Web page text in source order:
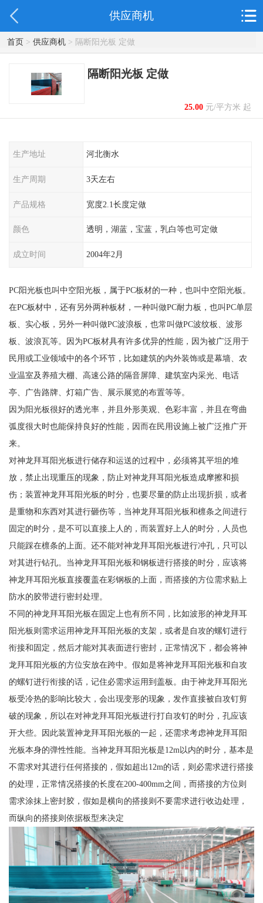
供应商机
首页> 供应商机> 隔断阳光板 定做
隔断阳光板 定做
25.00元/平方米 起
生产地址 河北衡水
生产周期 3天左右
产品规格 宽度2.1长度定做
颜色 透明，湖蓝，宝蓝，乳白等也可定做
成立时间 2004年2月
PC阳光板也叫中空阳光板，属于PC板材的一种，也叫中空阳光板。
在PC板材中，还有另外两种板材，一种叫做PC耐力板，也叫PC单层
板、实心板，另外一种叫做PC波浪板，也常叫做PC波纹板、波形
板、波浪瓦等。因为PC板材具有许多优异的性能，因为被广泛用于
民用或工业领域中的各个环节，比如建筑的内外装饰或是幕墙、农
业温室及养殖大棚、高速公路的隔音屏障、建筑室内采光、电话
亭、广告路牌、灯箱广告、展示展览的布置等等。
因为阳光板很好的透光率，并且外形美观、色彩丰富，并且在弯曲
弧度很大时也能保持良好的性能，因而在民用设施上被广泛推广开
来。
对神龙拜耳阳光板进行储存和运送的过程中，必须将其平坦的堆
放，禁止出现重压的现象，防止对神龙拜耳阳光板造成摩擦和损
伤；装置神龙拜耳阳光板的时分，也要尽量的防止出现折损，或者
是重物和东西对其进行砸伤等，当神龙拜耳阳光板和檩条之间进行
固定的时分，是不可以直接上人的，而装置好上人的时分，人员也
只能踩在檩条的上面。还不能对神龙拜耳阳光板进行冲孔，只可以
对其进行钻孔。当神龙拜耳阳光板和钢板进行搭接的时分，应该将
神龙拜耳阳光板直接覆盖在彩钢板的上面，而搭接的方位需求贴上
防水的胶带进行密封处理。
不同的神龙拜耳阳光板在固定上也有所不同，比如波形的神龙拜耳
阳光板则需求运用神龙拜耳阳光板的支架，或者是自攻的螺钉进行
衔接和固定，然后才能对其表面进行密封，正常情况下，都会将神
龙拜耳阳光板的方位安放在跨中。假如是将神龙拜耳阳光板和自攻
的螺钉进行衔接的话，记住必需求运用到盖板。由于神龙拜耳阳光
板受冷热的影响比较大，会出现变形的现象，发作直接被自攻钉剪
破的现象，所以在对神龙拜耳阳光板进行打自攻钉的时分，孔应该
开大些。因此装置神龙拜耳阳光板的一起，还需求考虑神龙拜耳阳
光板本身的弹性性能。当神龙拜耳阳光板是12m以内的时分，基本是
不需求对其进行任何搭接的，假如超出12m的话，则必需求进行搭接
的处理，正常情况搭接的长度在200-400mm之间，而搭接的方位则
需求涂抹上密封胶，假如是横向的搭接则不要需求进行收边处理，
而纵向的搭接则依据板型来决定